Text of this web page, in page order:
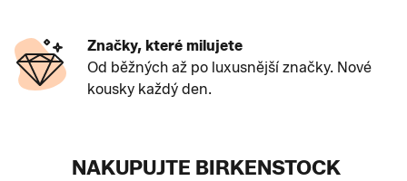
Značky, které milujete
Od běžných až po luxusnější značky. Nové
kousky každý den.
NAKUPUJTE BIRKENSTOCK